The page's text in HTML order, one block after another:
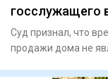
госслужащего
Суд признал, что
продажи дома не